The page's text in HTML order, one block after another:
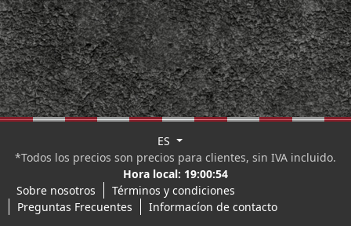
ES
*Todos los precios son precios para clientes, sin IVA incluido.
Hora local: 19:00:54
Sobre nosotros
Términos y condiciones
Preguntas Frecuentes
Informacíon de contacto